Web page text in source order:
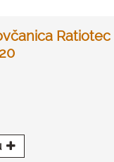
Ratiotec